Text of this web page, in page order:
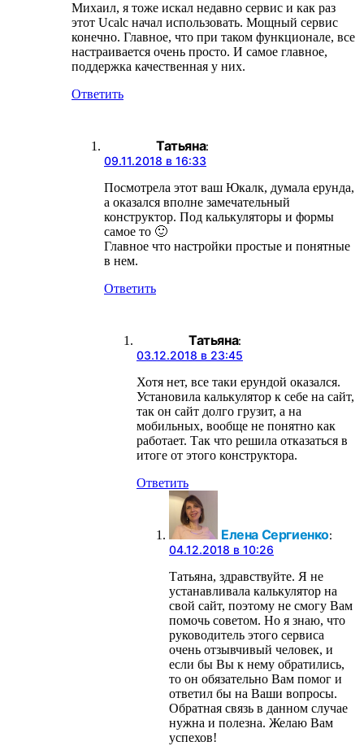
Михаил, я тоже искал недавно сервис и как раз
этот Ucalc начал использовать. Мощный сервис
конечно. Главное, что при таком функционале, все
настраивается очень просто. И самое главное,
поддержка качественная у них.
Ответить
Татьяна:
09.11.2018 в 16:33
Посмотрела этот ваш Юкалк, думала ерунда,
а оказался вполне замечательный
конструктор. Под калькуляторы и формы
самое то 🙂
Главное что настройки простые и понятные
в нем.
Ответить
Татьяна:
03.12.2018 в 23:45
Хотя нет, все таки ерундой оказался.
Установила калькулятор к себе на сайт,
так он сайт долго грузит, а на
мобильных, вообще не понятно как
работает. Так что решила отказаться в
итоге от этого конструктора.
Ответить
Елена Сергиенко:
04.12.2018 в 10:26
Татьяна, здравствуйте. Я не
устанавливала калькулятор на
свой сайт, поэтому не смогу Вам
помочь советом. Но я знаю, что
руководитель этого сервиса
очень отзывчивый человек, и
если бы Вы к нему обратились,
то он обязательно Вам помог и
ответил бы на Ваши вопросы.
Обратная связь в данном случае
нужна и полезна. Желаю Вам
успехов!